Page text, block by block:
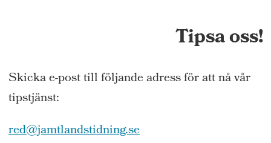
Tipsa oss!
Skicka e-post till följande adress för att nå vår
tipstjänst:
red@jamtlandstidning.se